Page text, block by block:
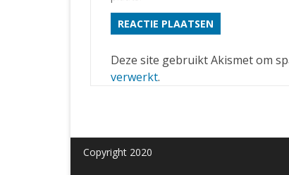
Deze site gebruikt Akismet om
verwerkt.
Copyright 2020